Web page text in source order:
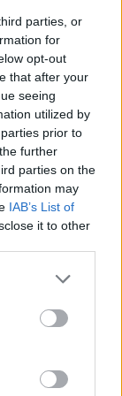
parties, or
for
opt-out
that after your
seeing
utilized by
prior to
further
parties on the
may
IAB’s List of
it to other
Národní
životního
dokončilo
Národního
adaptace na
pro období
prostředí
2021 už bylo
projektů
rizik a
stupňů,
moře u
odpoledne